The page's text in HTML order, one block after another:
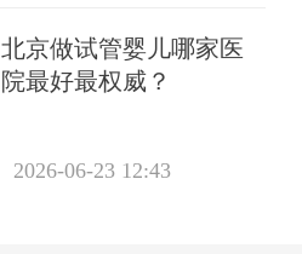
北京做试管婴儿哪家医
院最好最权威？
2026-06-23 12:43